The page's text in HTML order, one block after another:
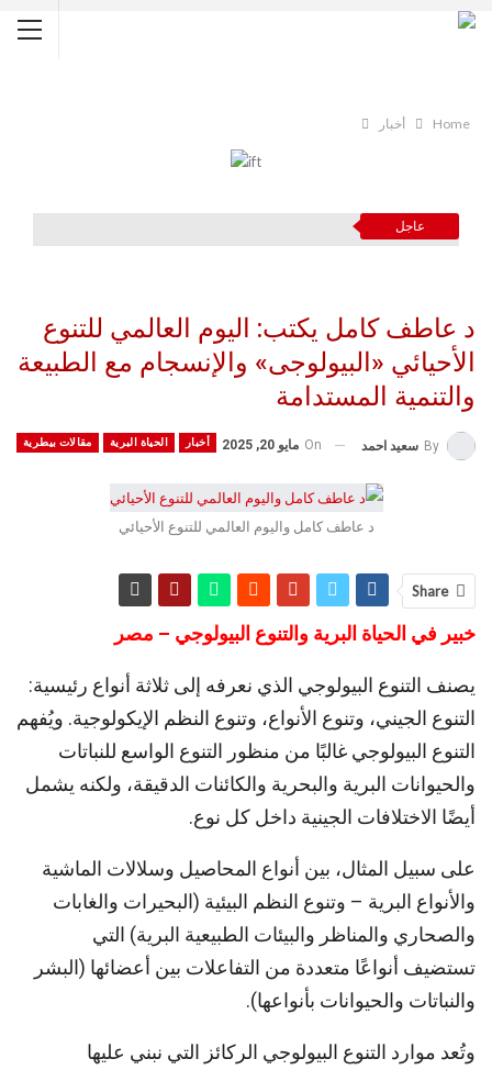
Home أخبار
عاجل
د عاطف كامل يكتب: اليوم العالمي للتنوع
الأحيائي «البيولوجى» والإنسجام مع الطبيعة
والتنمية المستدامة
أخبار الحياة البرية مقالات بيطرية By سعيد احمد On مايو 20, 2025
د عاطف كامل واليوم العالمي للتنوع الأحيائي
Share
خبير في الحياة البرية والتنوع البيولوجي – مصر
يصنف التنوع البيولوجي الذي نعرفه إلى ثلاثة أنواع رئيسية:
التنوع الجيني، وتنوع الأنواع، وتنوع النظم الإيكولوجية. ويُفهم
التنوع البيولوجي غالبًا من منظور التنوع الواسع للنباتات
والحيوانات البرية والبحرية والكائنات الدقيقة، ولكنه يشمل
أيضًا الاختلافات الجينية داخل كل نوع.
على سبيل المثال، بين أنواع المحاصيل وسلالات الماشية
والأنواع البرية – وتنوع النظم البيئية (البحيرات والغابات
والصحاري والمناظر والبيئات الطبيعية البرية) التي
تستضيف أنواعًا متعددة من التفاعلات بين أعضائها (البشر
والنباتات والحيوانات بأنواعها).
وتُعد موارد التنوع البيولوجي الركائز التي نبني عليها